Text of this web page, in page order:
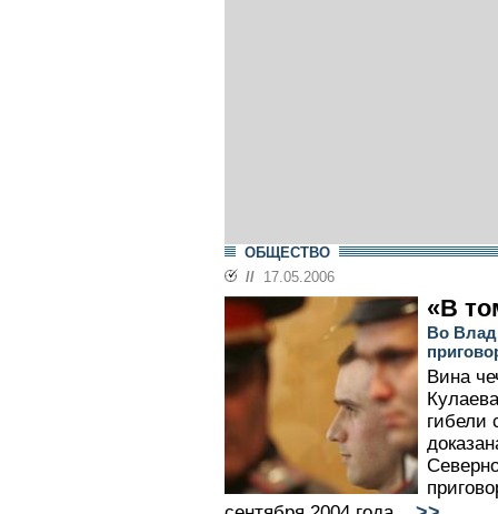
ОБЩЕСТВО
// 17.05.2006
«В
Во
Вина
гибели